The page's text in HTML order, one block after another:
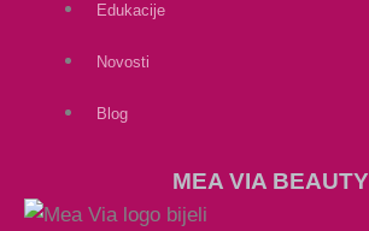
Edukacije
Novosti
Blog
MEA VIA BEAUTY